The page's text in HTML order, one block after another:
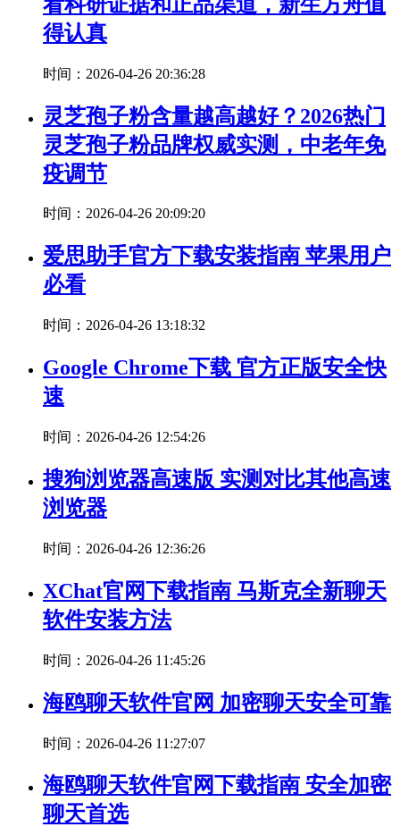
得认真
时间：2026-04-26 20:36:28
灵芝孢子粉含量越高越好？2026热门
灵芝孢子粉品牌权威实测，中老年免
疫调节
时间：2026-04-26 20:09:20
爱思助手官方下载安装指南 苹果用户
必看
时间：2026-04-26 13:18:32
Google Chrome下载 官方正版安全快
速
时间：2026-04-26 12:54:26
搜狗浏览器高速版 实测对比其他高速
浏览器
时间：2026-04-26 12:36:26
XChat官网下载指南 马斯克全新聊天
软件安装方法
时间：2026-04-26 11:45:26
海鸥聊天软件官网 加密聊天安全可靠
时间：2026-04-26 11:27:07
海鸥聊天软件官网下载指南 安全加密
聊天首选